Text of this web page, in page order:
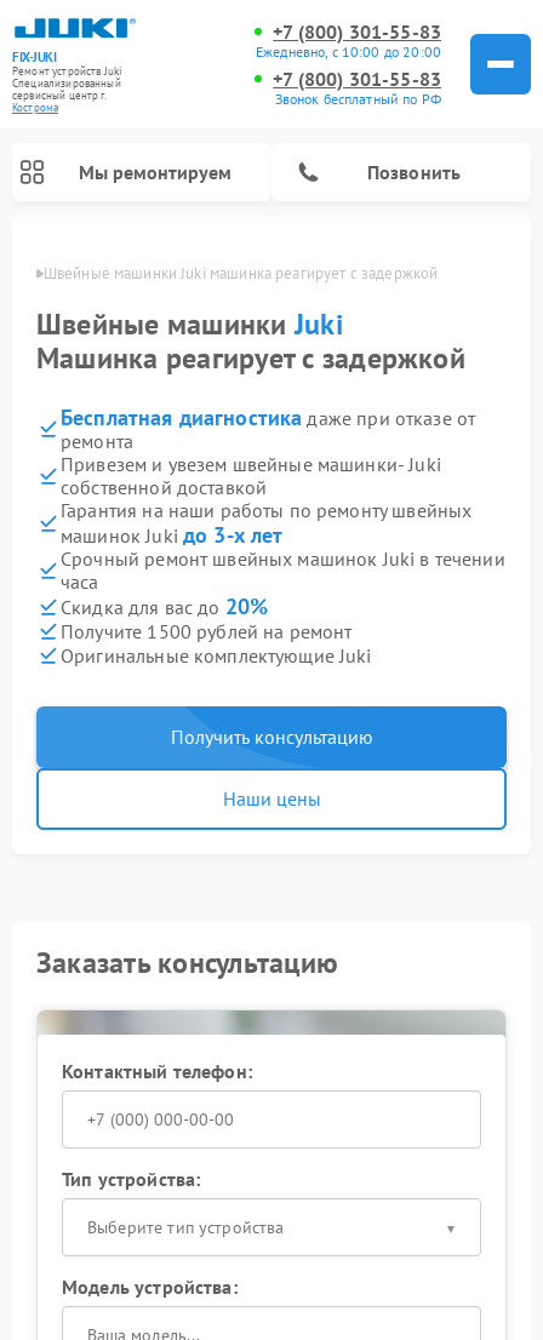
FIX-JUKI
Ремонт устройств Juki
Специализированный
cервисный центр г.
Кострома
+7 (800) 301-55-83
Ежедневно, с 10:00 до 20:00
+7 (800) 301-55-83
Звонок бесплатный по РФ
Мы ремонтируем Позвонить
Швейные машинки Juki машинка реагирует с задержкой
Швейные машинкиJuki
Машинка реагирует с задержкой
Бесплатная диагностика даже при отказе от
ремонта
Привезем и увезем швейные машинки- Juki
собственной доставкой
Гарантия на наши работы по ремонту швейных
машинок Juki до 3-х лет
Срочный ремонт швейных машинок Juki в течении
часа
Скидка для вас до 20%
Получите 1500 рублей на ремонт
Оригинальные комплектующие Juki
Получить консультацию
Наши цены
Заказать консультацию
Контактный телефон:
Тип устройства:
Выберите тип устройства
Модель устройства: